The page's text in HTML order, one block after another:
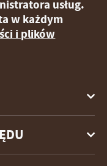
usług.
w każdym
i plików